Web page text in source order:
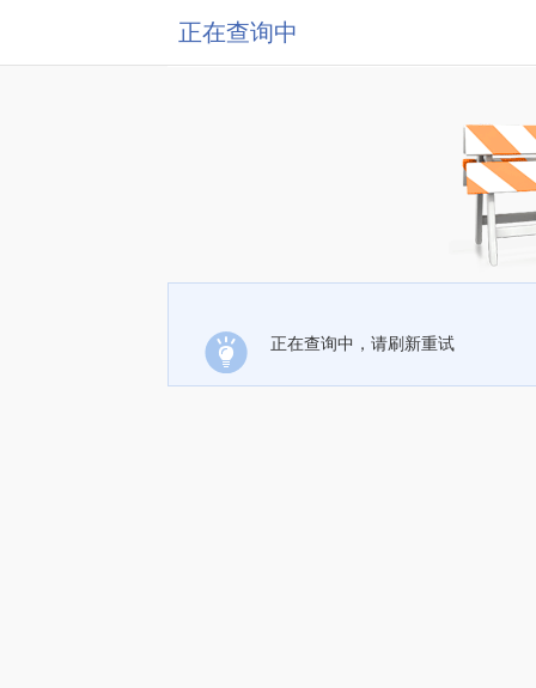
正在查询中
正在查询中，请刷新重试